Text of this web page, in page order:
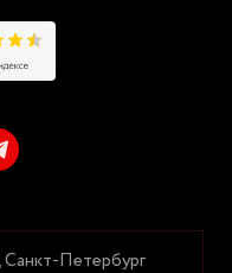
Петербург